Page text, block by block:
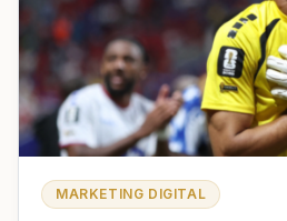
MARKETING DIGITAL